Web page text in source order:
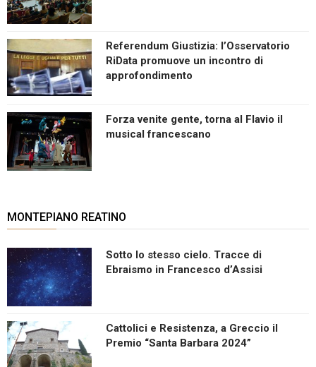
Referendum Giustizia: l’Osservatorio
RiData promuove un incontro di
approfondimento
Forza venite gente, torna al Flavio il
musical francescano
MONTEPIANO REATINO
Sotto lo stesso cielo. Tracce di
Ebraismo in Francesco d’Assisi
Cattolici e Resistenza, a Greccio il
Premio “Santa Barbara 2024”